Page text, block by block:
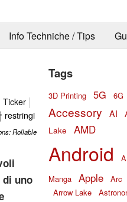
Info Techniche / Tips
Ticker
restringi
Rollable
uno
Tags
3D Printing 5G 6G
Accessory AI
Lake
AMD
Android
Manga
Apple Arc
Arrow Lake